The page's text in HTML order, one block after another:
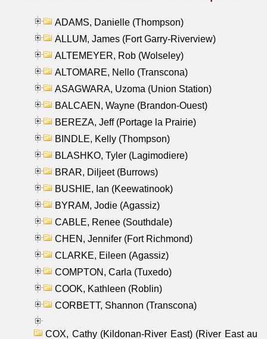
ADAMS, Danielle (Thompson)
ALLUM, James (Fort Garry-Riverview)
ALTEMEYER, Rob (Wolseley)
ALTOMARE, Nello (Transcona)
ASAGWARA, Uzoma (Union Station)
BALCAEN, Wayne (Brandon-Ouest)
BEREZA, Jeff (Portage la Prairie)
BINDLE, Kelly (Thompson)
BLASHKO, Tyler (Lagimodiere)
BRAR, Diljeet (Burrows)
BUSHIE, Ian (Keewatinook)
BYRAM, Jodie (Agassiz)
CABLE, Renee (Southdale)
CHEN, Jennifer (Fort Richmond)
CLARKE, Eileen (Agassiz)
COMPTON, Carla (Tuxedo)
COOK, Kathleen (Roblin)
CORBETT, Shannon (Transcona)
COX, Cathy (Kildonan-River East) (River East au